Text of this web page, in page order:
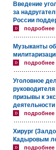
Введение
за
России
подробнее
Музыканты
подробнее
Уголовное
призывы к
деятельности
подробнее
Хирург
Кадыровым
подробнее